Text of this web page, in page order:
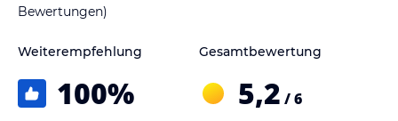
Küchenzeile mit Kühlschrank und Mikrowelle, während die
Flachbild-TV und ein eigenes Badezimmer mit Dusche sind in allen
einen Wasserkocher.
Bewertungen)
Weiterempfehlung
100%
Gesamtbewertung
5,2 / 6